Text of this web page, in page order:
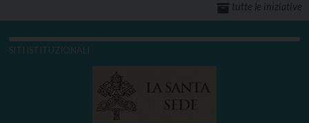
tutte le iniziative
SITI ISTITUZIONALI